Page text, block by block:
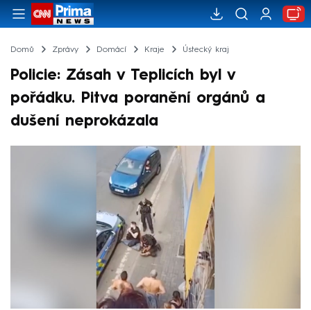
Domů Zprávy Domácí Kraje Ústecký kraj
Policie: Zásah v Teplicích byl v
pořádku. Pitva poranění orgánů a
dušení neprokázala